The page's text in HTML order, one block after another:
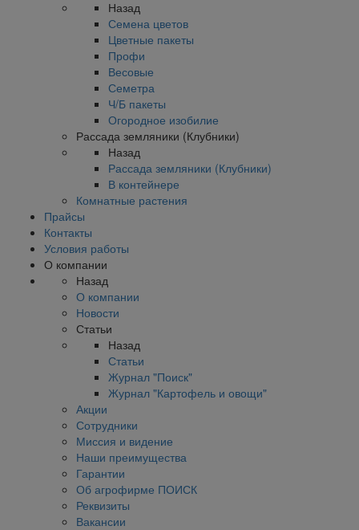
Назад
Семена цветов
Цветные пакеты
Профи
Весовые
Семетра
Ч/Б пакеты
Огородное изобилие
Рассада земляники (Клубники)
Назад
Рассада земляники (Клубники)
В контейнере
Комнатные растения
Прайсы
Контакты
Условия работы
О компании
Назад
О компании
Новости
Статьи
Назад
Статьи
Журнал "Поиск"
Журнал "Картофель и овощи"
Акции
Сотрудники
Миссия и видение
Наши преимущества
Гарантии
Об агрофирме ПОИСК
Реквизиты
Вакансии